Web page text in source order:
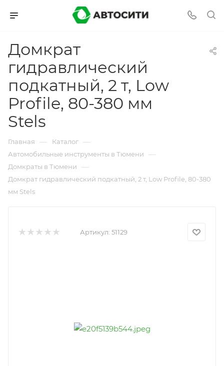
Домкрат
гидравлический
подкатный, 2 т, Low
Profile, 80-380 мм
Stels
Главная — Каталог —
Автомобильные инструменты в Тюмени —
Домкраты в Тюмени —
Домкрат гидравлический подкатный, 2 т, Low Profile, 80-380
мм Stels
Артикул: 51129